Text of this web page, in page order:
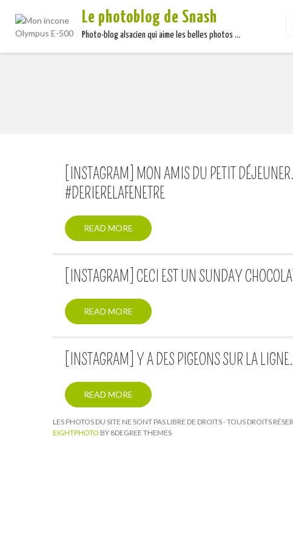
Le photoblog de Snash
Photo-blog alsacien qui aime les belles photos …
[INSTAGRAM] MON AMIS DU PETIT
#DERIERELAFENETRE
READ MORE
[INSTAGRAM] CECI EST UN SUNDAY
READ MORE
[INSTAGRAM] Y A DES PIGEONS SUR LA LIGNE.
READ MORE
LES PHOTOS DU SITE NE SONT PAS LIBRE DE DROITS - TOUS DROITS
EIGHTPHOTO BY 8DEGREE THEMES